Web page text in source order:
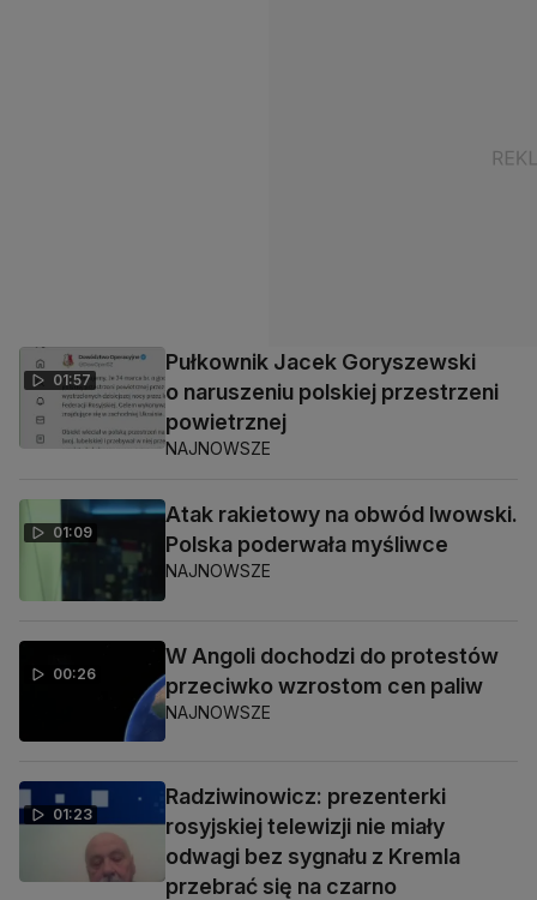
01:57
Pułkownik Jacek Goryszewski
o naruszeniu polskiej przestrzeni
powietrznej
NAJNOWSZE
01:09
Atak rakietowy na obwód lwowski.
Polska poderwała myśliwce
NAJNOWSZE
00:26
W Angoli dochodzi do protestów
przeciwko wzrostom cen paliw
NAJNOWSZE
01:23
Radziwinowicz: prezenterki
rosyjskiej telewizji nie miały
odwagi bez sygnału z Kremla
przebrać się na czarno